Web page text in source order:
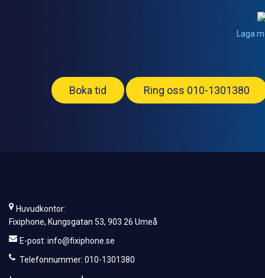
Laga
Boka tid Ring oss 010-1301380
Huvudkontor:
Fixiphone, Kungsgatan 53, 903 26 Umeå
E-post: info@fixiphone.se
Telefonnummer: 010-1301380